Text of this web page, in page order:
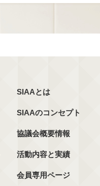
SIAAとは
SIAAのコンセプト
協議会概要情報
活動内容と実績
会員専用ページ